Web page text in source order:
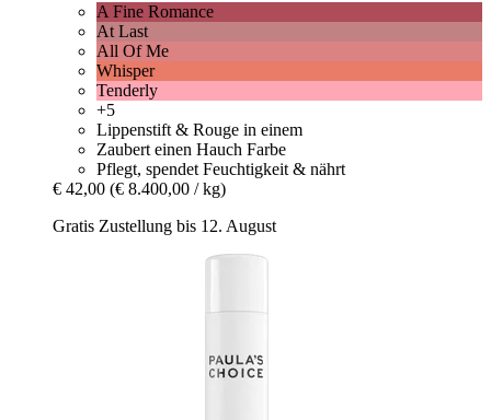
A Fine Romance
At Last
All Of Me
Whisper
Tenderly
+5
Lippenstift & Rouge in einem
Zaubert einen Hauch Farbe
Pflegt, spendet Feuchtigkeit & nährt
€ 42,00 (€ 8.400,00 / kg)
Gratis Zustellung bis 12. August